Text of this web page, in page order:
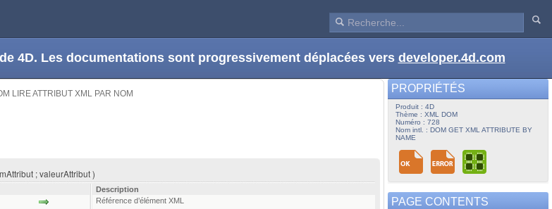
4D. Les documentations sont progressivement déplacées vers developer.4d.com
LIRE ATTRIBUT XML PAR NOM
; valeurAttribut )
Description
Référence d’élément XML
PROPRIÉTÉS
Produit : 4D
Thème : XML DOM
Numéro : 728
Nom intl. : DOM GET XML ATTRIBUTE BY
NAME
PAGE CONTENTS